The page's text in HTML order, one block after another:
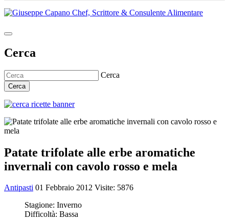
Cerca
Cerca
Cerca
Patate trifolate alle erbe aromatiche
invernali con cavolo rosso e mela
Antipasti 01 Febbraio 2012 Visite: 5876
Stagione: Inverno
Difficoltà: Bassa